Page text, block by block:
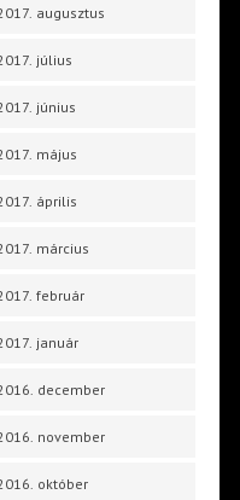
augusztus
július
június
május
április
március
február
január
december
november
október